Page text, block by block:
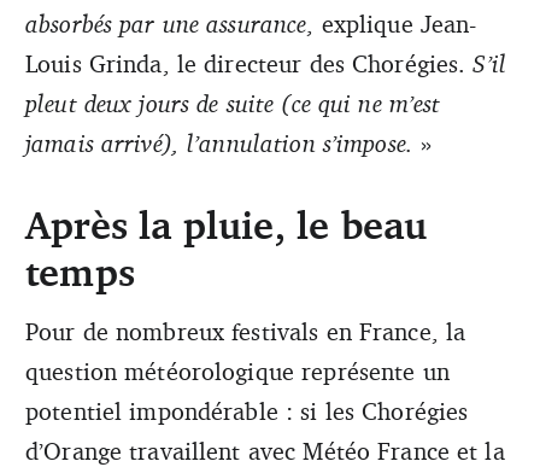
absorbés par une assurance , explique Jean-
Louis Grinda, le directeur des Chorégies.S’il
pleut deux jours de suite (ce qui ne m’est
jamais arrivé), l’annulation s’impose. »
Après la pluie, le beau
temps
Pour de nombreux festivals en France, la
question météorologique représente un
potentiel impondérable : si les Chorégies
d’Orange travaillent avec Météo France et la